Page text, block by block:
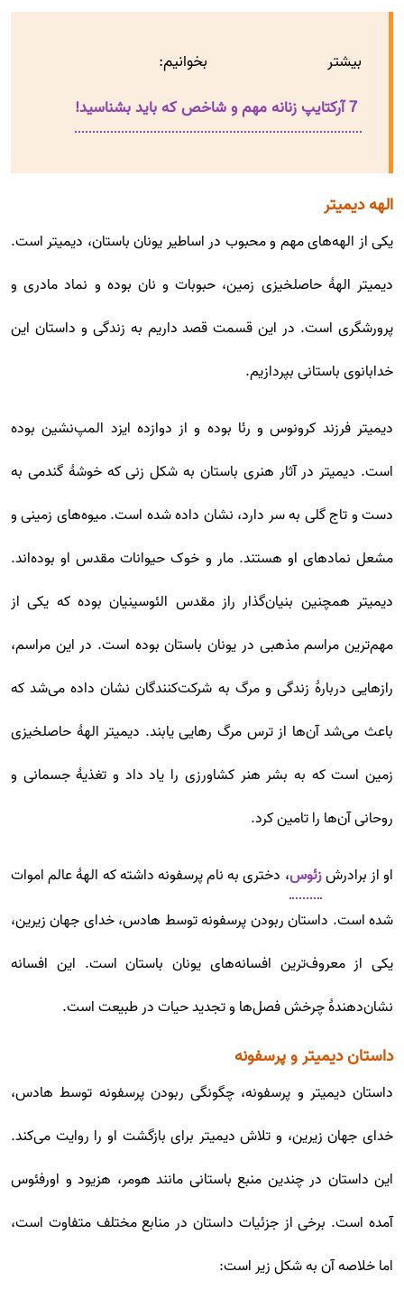
بیشتر بخوانیم:
7 آرکتایپ زنانه مهم و شاخص که باید بشناسید!
الهه دیمیتر
یکی از الهه‌های مهم و محبوب در اساطیر یونان باستان، دیمیتر است.
دیمیتر الههٔ حاصلخیزی زمین، حبوبات و نان بوده و نماد مادری و
پرورشگری است. در این قسمت قصد داریم به زندگی و داستان این
خدابانوی باستانی بپردازیم.
دیمیتر فرزند کرونوس و رئا بوده و از دوازده ایزد المپ‌نشین بوده
است. دیمیتر در آثار هنری باستان به شکل زنی که خوشهٔ گندمی به
دست و تاج گلی به سر دارد، نشان داده شده است. میوه‌های زمینی و
مشعل نمادهای او هستند. مار و خوک حیوانات مقدس او بوده‌اند.
دیمیتر همچنین بنیان‌گذار راز مقدس الئوسینیان بوده که یکی از
مهم‌ترین مراسم مذهبی در یونان باستان بوده است. در این مراسم،
رازهایی دربارهٔ زندگی و مرگ به شرکت‌کنندگان نشان داده می‌شد که
باعث می‌شد آن‌ها از ترس مرگ رهایی یابند. دیمیتر الههٔ حاصلخیزی
زمین است که به بشر هنر کشاورزی را یاد داد و تغذیۀ جسمانی و
روحانی آن‌ها را تامین کرد.
او از برادرشزئوس، دختری به نام پرسفونه داشته که الههٔ عالم اموات
شده است. داستان ربودن پرسفونه توسط‌ هادس، خدای جهان زیرین،
یکی از معروف‌ترین افسانه‌های یونان باستان است. این افسانه
نشان‌دهندهٔ چرخش فصل‌ها و تجدید حیات در طبیعت است.
داستان دیمیتر و پرسفونه
داستان دیمیتر و پرسفونه، چگونگی ربودن پرسفونه توسط‌ هادس،
خدای جهان زیرین، و تلاش دیمیتر برای بازگشت او را روایت می‌کند.
این داستان در چندین منبع باستانی مانند هومر، هزیود و اورفئوس
آمده است. برخی از جزئیات داستان در منابع مختلف متفاوت است،
اما خلاصه آن به شکل زیر است: